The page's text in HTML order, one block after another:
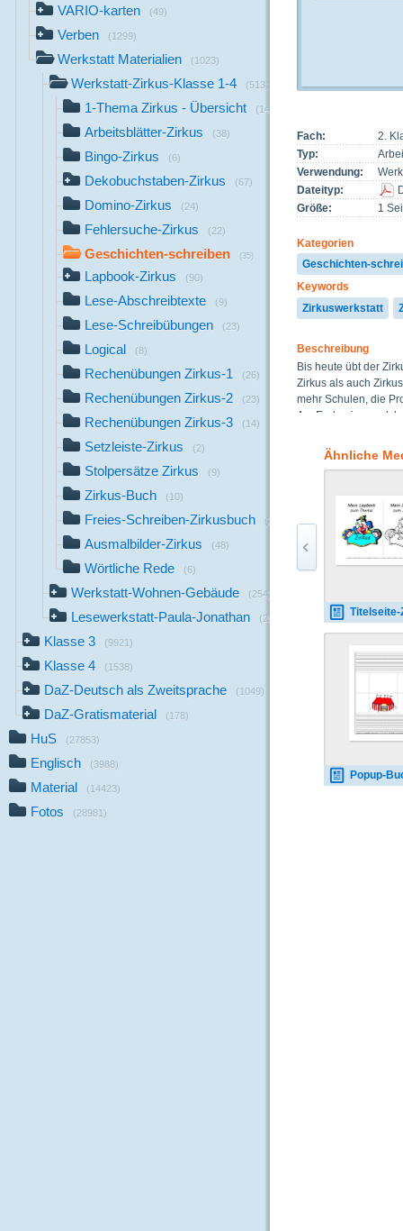
VARIO-karten (49)
Verben (1299)
Werkstatt Materialien (1023)
Werkstatt-Zirkus-Klasse 1-4 (513)
1-Thema Zirkus - Übersicht (14)
Arbeitsblätter-Zirkus (38)
Bingo-Zirkus (6)
Dekobuchstaben-Zirkus (67)
Domino-Zirkus (24)
Fehlersuche-Zirkus (22)
Geschichten-schreiben (35)
Lapbook-Zirkus (90)
Lese-Abschreibtexte (9)
Lese-Schreibübungen (23)
Logical (8)
Rechenübungen Zirkus-1 (26)
Rechenübungen Zirkus-2 (23)
Rechenübungen Zirkus-3 (14)
Setzleiste-Zirkus (2)
Stolpersätze Zirkus (9)
Zirkus-Buch (10)
Freies-Schreiben-Zirkusbuch (39)
Ausmalbilder-Zirkus (48)
Wörtliche Rede (6)
Werkstatt-Wohnen-Gebäude (254)
Lesewerkstatt-Paula-Jonathan (256)
Klasse 3 (9921)
Klasse 4 (1538)
DaZ-Deutsch als Zweitsprache (1049)
DaZ-Gratismaterial (178)
HuS (27853)
Englisch (3988)
Material (14423)
Fotos (28981)
Fach:
2.
Typ:
Verwendung:
Dateityp:
Größe:
1
Kategorien
Geschichten-
Keywords
Zirkuswerkstatt
Beschreibung
Bis heute übt der
Zirkus als auch
mehr Schulen, die
Am Ende eines
Materialien für eine
fächerübergreifend
ist die
Motivation der
Ähnliche
Titelseite-
Popup-Buch-Zirkus-